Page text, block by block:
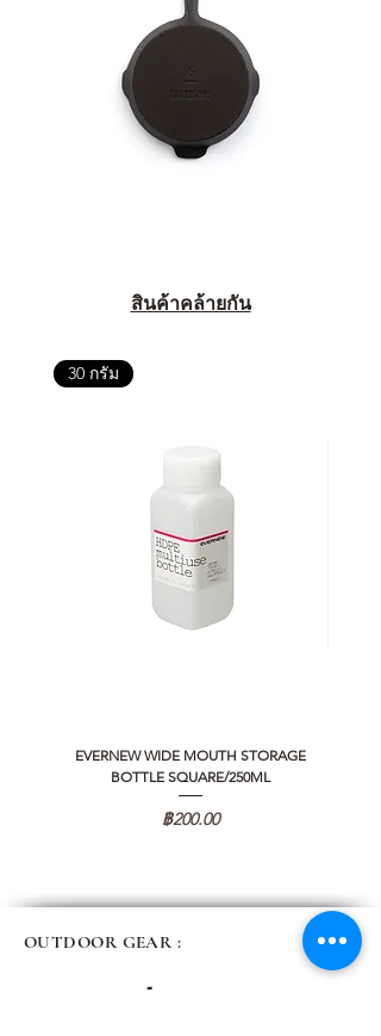
สินค้าคล้ายกัน
30 กรัม
EVERNEW WIDE MOUTH STORAGE
BOTTLE SQUARE/250ML
ราคา
฿200.00
OUTDOOR GEAR :